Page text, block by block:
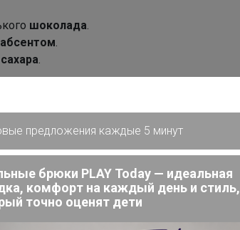
шоколада
абсентом
нота ветивера.
предложения каждые 5 минут
брюки PLAY Today — идеальная
комфорт на каждый день и стиль,
точно оценят дети